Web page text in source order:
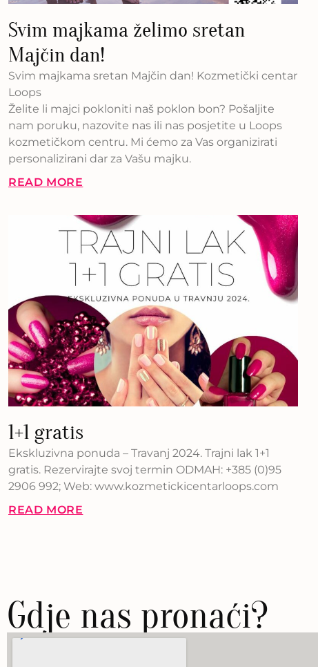
Svim majkama želimo sretan
Majčin dan!
Svim majkama sretan Majčin dan! Kozmetički centar
Loops
Želite li majci pokloniti naš poklon bon? Pošaljite
nam poruku, nazovite nas ili nas posjetite u Loops
kozmetičkom centru. Mi ćemo za Vas organizirati
personalizirani dar za Vašu majku.
READ MORE
1+1 gratis
Ekskluzivna ponuda – Travanj 2024. Trajni lak 1+1
gratis. Rezervirajte svoj termin ODMAH: +385 (0)95
2906 992; Web: www.kozmetickicentarloops.com
READ MORE
Gdje nas pronaći?